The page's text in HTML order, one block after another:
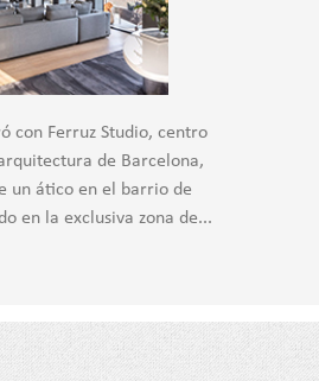
con Ferruz Studio, centro
de Barcelona,
un ático en el barrio de
en la exclusiva zona de...